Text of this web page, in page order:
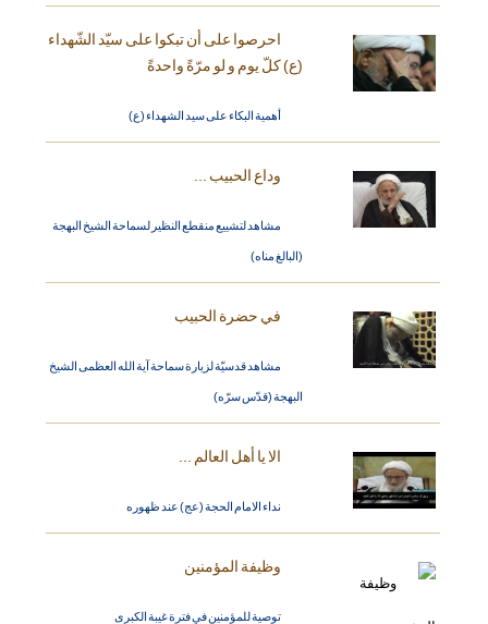
احرصوا على أن تبكوا على سيّد الشّهداء
(ع) كلّ يوم و لو مرّةً واحدةً
أهمية البكاء على سيد الشهداء (ع)
وداع الحبيب ...
مشاهد لتشييع منقطع النظير لسماحة الشيخ البهجة
(البالغ مناه)
في حضرة الحبيب
مشاهد قدسيّة لزيارة سماحة آية الله العظمى الشيخ
البهجة (قدّس سرّه)
الا يا أهل العالم ...
نداء الامام الحجة (عج) عند ظهوره
وظيفة المؤمنين
توصية للمؤمنين في فترة غيبة الكبرى